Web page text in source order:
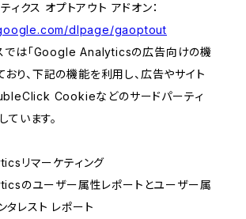
クス オプトアウト アドオン：
dlpage/gaoptout
スでは「Google Analyticsの広告向けの機
おり、下記の機能を利用し、広告やサイト
Cookieなどのサードパーティ
います。
リマーケティング
のユーザー属性レポートとユーザー属
タレスト レポート